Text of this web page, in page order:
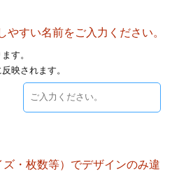
すい名前をご入力ください。
す。
映されます。
・枚数等）でデザインのみ違